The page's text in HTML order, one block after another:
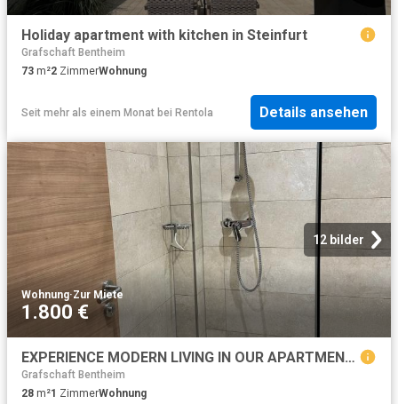
Holiday apartment with kitchen in Steinfurt
Grafschaft Bentheim
73 m²2 ZimmerWohnung
Seit mehr als einem Monat bei Rentola Details ansehen
12 bilder
Wohnung·Zur Miete
1.800 €
EXPERIENCE MODERN LIVING IN OUR APARTMENT BUILDINGS IN GRONAU OVER 20 APARTMENTS – IDEAL FOR WORKERS, BUSINESS TRAVELERS, AND COMPANIES
Grafschaft Bentheim
28 m²1 ZimmerWohnung